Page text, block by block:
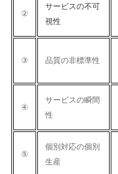
②
サービスの不可
視性
③ 品質の非標準性
④
サービスの瞬間
性
⑤
個別対応の個別
生産